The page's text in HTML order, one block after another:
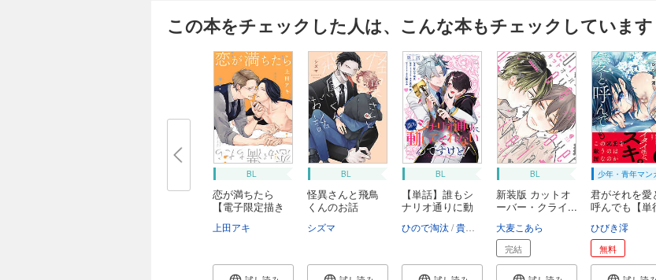
この本をチェックした人は、こんな本もチェックしています
BL
恋が満ちたら
【電子限定描き
上田アキ
BL
怪異さんと飛鳥
くんのお話
シズマ
BL
【単話】誰もシ
ナリオ通りに動
ひので淘汰 貴志葵 篁ふみ
BL
新装版 カットオ
ーバー・クライ...
大麦こあら
完結
少年・青年マン
君がそれを愛
呼んでも【単
ひびき澪
無料